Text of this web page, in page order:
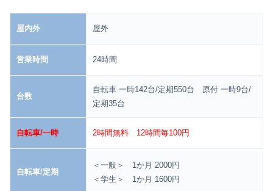
屋内外 屋外
営業時間 24時間
台数
自転車 一時142台/定期550台 原付 一時9台/
定期35台
自転車/一時 2時間無料 12時間毎100円
自転車/定期
＜一般＞ 1か月 2000円
＜学生＞ 1か月 1600円